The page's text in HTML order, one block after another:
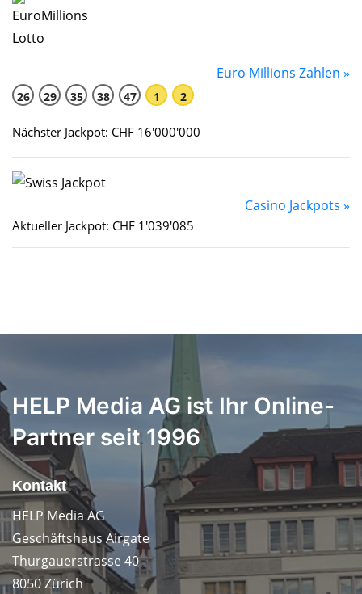
Euro Millions Zahlen »
26 29 35 38 47 1 2
Nächster Jackpot: CHF 16'000'000
Casino Jackpots »
Aktueller Jackpot: CHF 1'039'085
HELP Media AG ist Ihr Online-
Partner seit 1996
Kontakt
HELP Media AG
Geschäftshaus Airgate
Thurgauerstrasse 40
8050 Zürich